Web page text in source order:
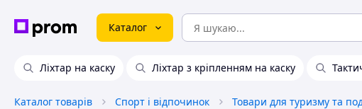
Каталог
Ліхтар на каску Ліхтар з кріпленням на каску
Каталог товарів Спорт і відпочинок Товари для туризму та